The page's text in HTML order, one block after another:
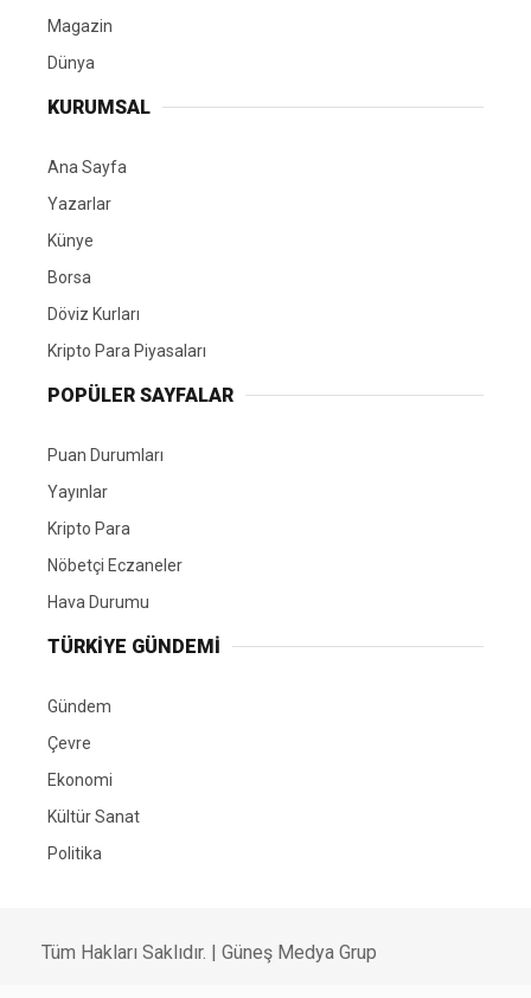
Magazin
Dünya
KURUMSAL
Ana Sayfa
Yazarlar
Künye
Borsa
Döviz Kurları
Kripto Para Piyasaları
POPÜLER SAYFALAR
Puan Durumları
Yayınlar
Kripto Para
Nöbetçi Eczaneler
Hava Durumu
TÜRKIYE GÜNDEMI
Gündem
Çevre
Ekonomi
Kültür Sanat
Politika
Tüm Hakları Saklıdır. | Güneş Medya Grup